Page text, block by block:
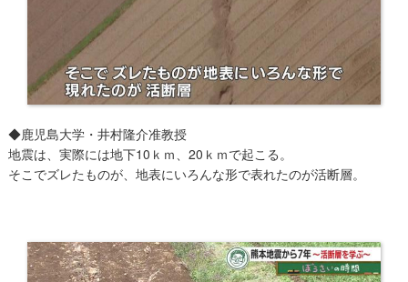
◆鹿児島大学・井村隆介准教授
地震は、実際には地下10ｋｍ、20ｋｍで起こる。
そこでズレたものが、地表にいろんな形で表れたのが活断層。